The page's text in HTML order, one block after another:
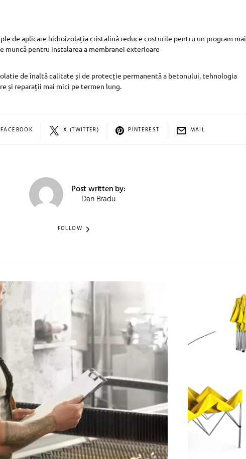
de aplicare hidroizolația cristalină reduce costurile pentru un program mai
muncă pentru instalarea a membranei exterioare
de înaltă calitate și de protecție permanentă a betonului, tehnologia
și reparații mai mici pe termen lung.
FACEBOOK X (TWITTER) PINTEREST MAIL
Post written by:
Dan Bradu
FOLLOW